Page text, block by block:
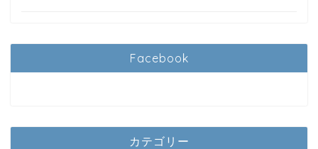
Facebook
カテゴリー